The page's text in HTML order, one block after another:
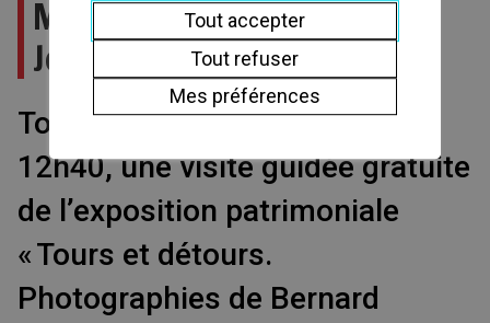
Médiathèque VS-Martigny :
Jeudi, c’est permis !
Tous les jeudis, de 12h10 à
12h40, une visite guidée gratuite
de l’exposition patrimoniale
« Tours et détours.
Photographies de Bernard
Tout accepter
Tout refuser
Mes préférences